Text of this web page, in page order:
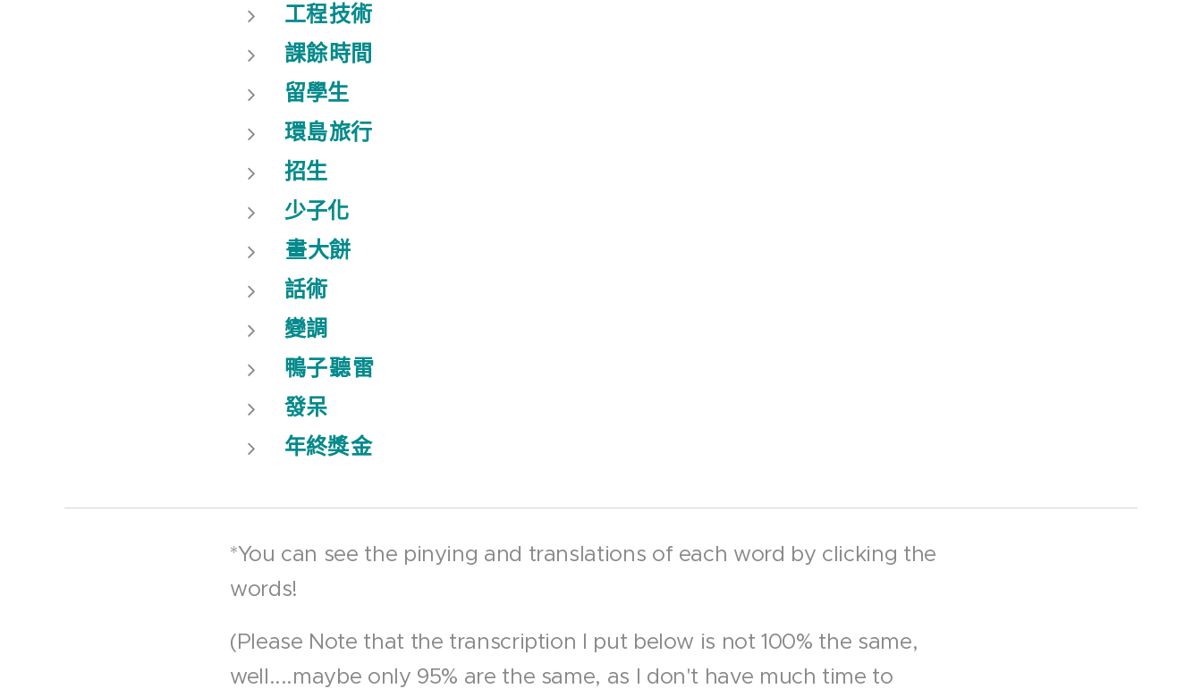
工程技術
課餘時間
留學生
環島旅行
招生
少子化
畫大餅
話術
變調
鴨子聽雷
發呆
年終獎金
*You can see the pinying and translations of each word by clicking the
words!
(Please Note that the transcription I put below is not 100% the same,
well....maybe only 95% are the same, as I don't have much time to